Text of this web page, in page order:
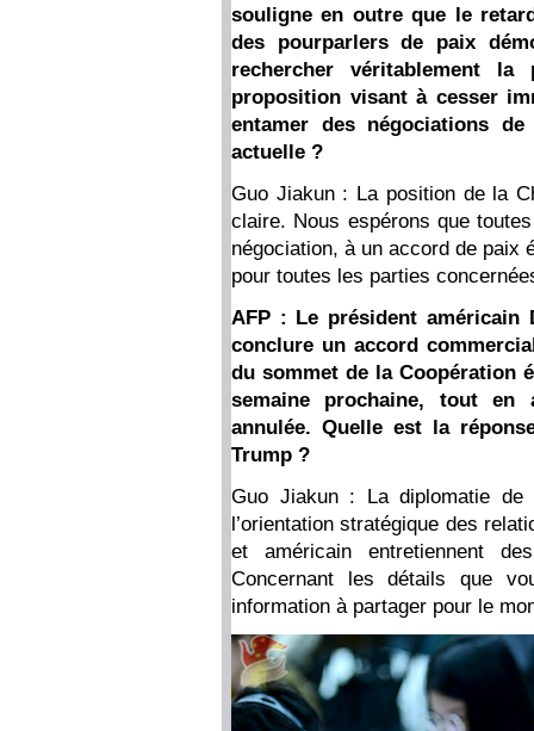
souligne en outre que le
des pourparlers de paix
rechercher véritablement
proposition visant à cesser
entamer des négociations
actuelle ?
Guo Jiakun : La position de la
claire. Nous espérons que
négociation, à un accord de paix
pour toutes les parties
AFP : Le président américain
conclure un accord
du sommet de la Coopération
semaine prochaine, tout
annulée. Quelle est la
Trump ?
Guo Jiakun : La diplomatie de
l’orientation stratégique des
et américain entretiennent
Concernant les détails que
information à partager pour le